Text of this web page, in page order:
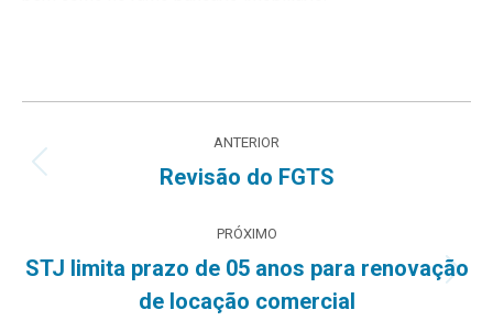
de
ANTERIOR
Post
Revisão do FGTS
PRÓXIMO
Próximo
post:
STJ limita prazo de 05 anos para renovação
de locação comercial